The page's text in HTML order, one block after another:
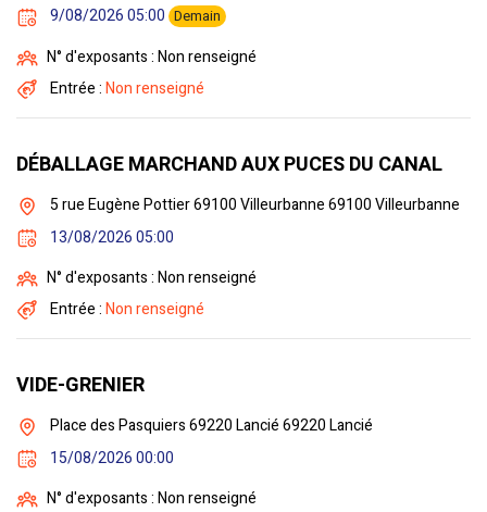
9/08/2026 05:00 Demain
N° d'exposants : Non renseigné
Entrée :Non renseigné
DÉBALLAGE MARCHAND AUX PUCES DU CANAL
5 rue Eugène Pottier 69100 Villeurbanne 69100 Villeurbanne
13/08/2026 05:00
N° d'exposants : Non renseigné
Entrée :Non renseigné
VIDE-GRENIER
Place des Pasquiers 69220 Lancié 69220 Lancié
15/08/2026 00:00
N° d'exposants : Non renseigné